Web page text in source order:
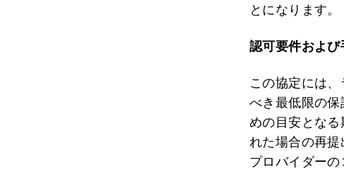
とになります。
認可要件およ
この協定には
べき最低限の
めの目安とな
れた場合の再
プロバイダー